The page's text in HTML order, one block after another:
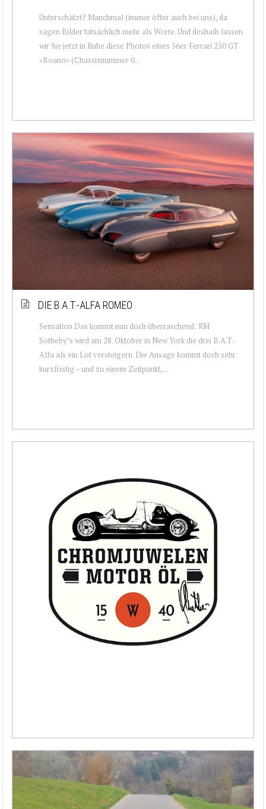
Unterschätzt? Manchmal (immer öfter auch bei uns), da
sagen Bilder tatsächlich mehr als Worte. Und deshalb lassen
wir Sie jetzt in Ruhe diese Photos eines 56er Ferrari 250 GT
«Boano» (Chassisnummer 0...
DIE B.A.T.-ALFA ROMEO
Sensation Das kommt nun doch überraschend: RM
Sotheby’s wird am 28. Oktober in New York die drei B.A.T.-
Alfa als ein Lot versteigern. Die Ansage kommt doch sehr
kurzfristig – und zu einem Zeitpunkt, ...